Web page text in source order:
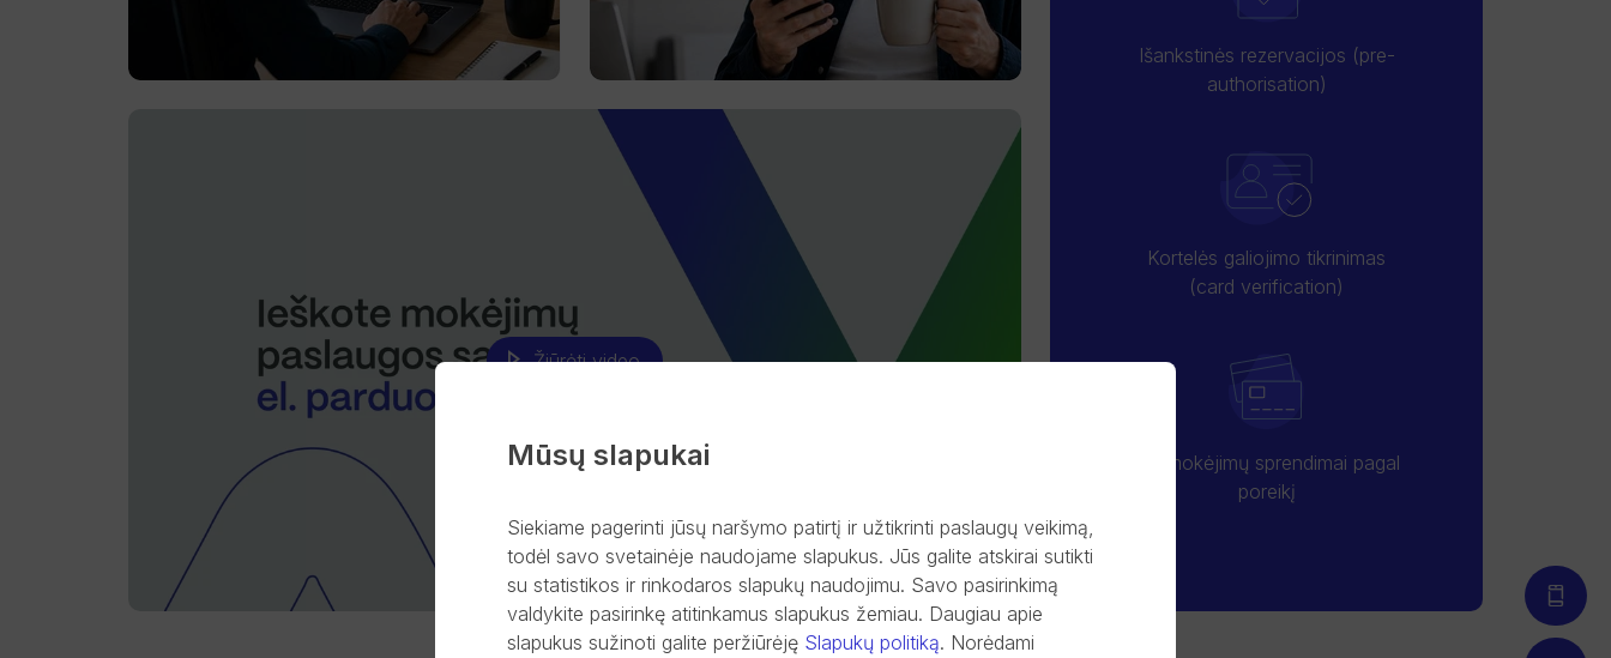
Žiūrėti video
Išankstinės rezervacijos (pre-
authorisation)
Kortelės galiojimo tikrinimas
(card verification)
Kiti mokėjimų sprendimai pagal
poreikį
Mūsų slapukai
Siekiame pagerinti jūsų naršymo patirtį ir užtikrinti paslaugų veikimą,
todėl savo svetainėje naudojame slapukus. Jūs galite atskirai sutikti
su statistikos ir rinkodaros slapukų naudojimu. Savo pasirinkimą
valdykite pasirinkę atitinkamus slapukus žemiau. Daugiau apie
slapukus sužinoti galite peržiūrėję Slapukų politiką. Norėdami